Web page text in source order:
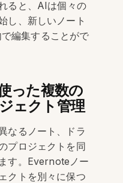
ると、AIは個々の
し、新しいノート
編集することがで
った複数の
ェクト管理
なるノート、ドラ
プロジェクトを同
す。Evernoteノー
クトを別々に保つ